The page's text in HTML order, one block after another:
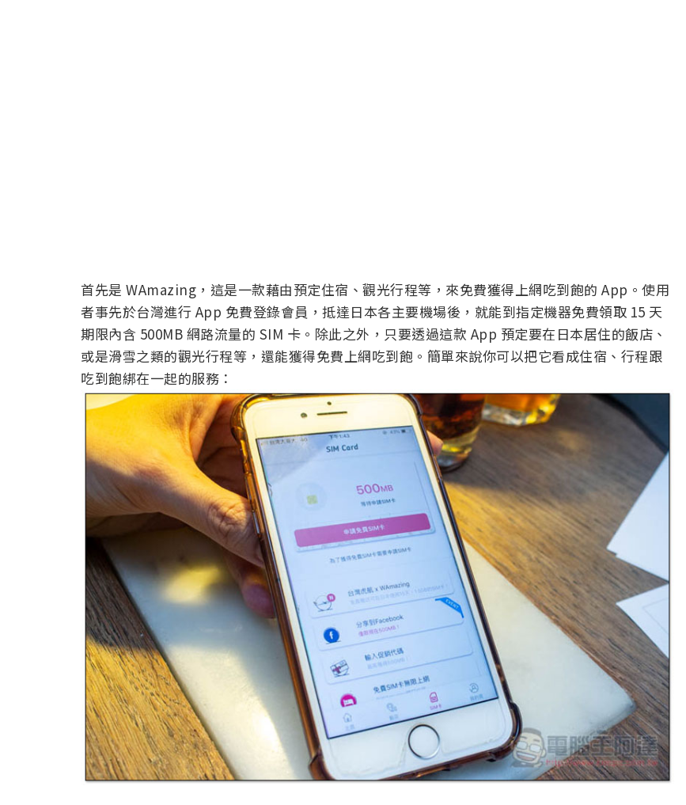
首先是 WAmazing，這是一款藉由預定住宿、觀光行程等，來免費獲得上網吃到飽的 App。使用
者事先於台灣進行 App 免費登錄會員，抵達日本各主要機場後，就能到指定機器免費領取 15 天
期限內含 500MB 網路流量的 SIM 卡。除此之外，只要透過這款 App 預定要在日本居住的飯店、
或是滑雪之類的觀光行程等，還能獲得免費上網吃到飽。簡單來說你可以把它看成住宿、行程跟
吃到飽綁在一起的服務：